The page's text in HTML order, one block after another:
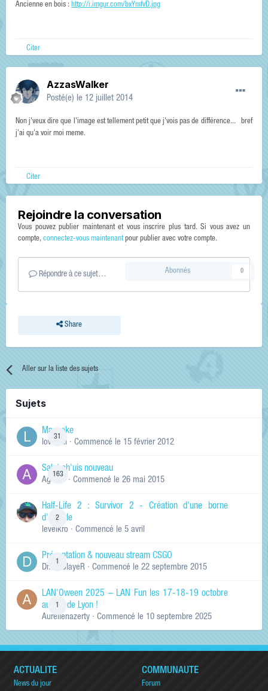
Ancienne en bois : http://i.imgur.com/bxYmfvD.jpg
Citer
AzzasWalker
Posté(e) le 12 juillet 2014
Non j'veux dire que l'image est tellement petit que j'vois pas de différence... bref
j'ai qu'a voir moi meme.
Citer
Rejoindre la conversation
Vous pouvez publier maintenant et vous inscrire plus tard. Si vous avez un
compte, connectez-vous maintenantpour publier avec votre compte.
Répondre à ce sujet…
Share
Abonnés 0
Aller sur la liste des sujets
Sujets
31
Manneke
lowskill · Commencé le 15 février 2012
163
Salut ch'uis nouveau
Ag0Nie · Commencé le 26 mai 2015
2
Half-Life 2 : Survivor 2 - Création d'une borne
d'arcade
levelkro · Commencé le 5 avril
1
Présentation & nouveau stream CSGO
Dr.KinSlayeR · Commencé le 22 septembre 2015
1
LAN'Oween 2025 – LAN Fun les 17-18-19 octobre
au sud de Lyon !
Aurelienazerty · Commencé le 10 septembre 2025
ACTUALITÉ
News du jour
COMMUNAUTÉ
Forum